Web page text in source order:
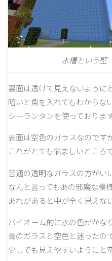
水槽という壁
裏面は透けて見えないように
暗いと魚を入れてもわからな
シーランタンを使っております
表面は空色のガラスなのです
これがとても悩ましいところで
普通の透明なガラスの方がい
なんと言ってもあの邪魔な模
あれがあると中が全く見えな
バイオーム的に水の色がかな
青のガラスと空色と迷ったの
少しでも見えやすいようにと